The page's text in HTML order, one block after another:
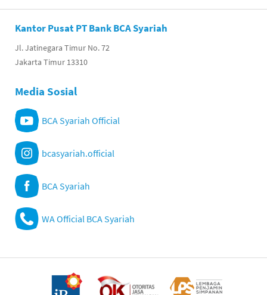
Kantor Pusat PT Bank BCA Syariah
Jl. Jatinegara Timur No. 72
Jakarta Timur 13310
Media Sosial
BCA Syariah Official
bcasyariah.official
BCA Syariah
WA Official BCA Syariah